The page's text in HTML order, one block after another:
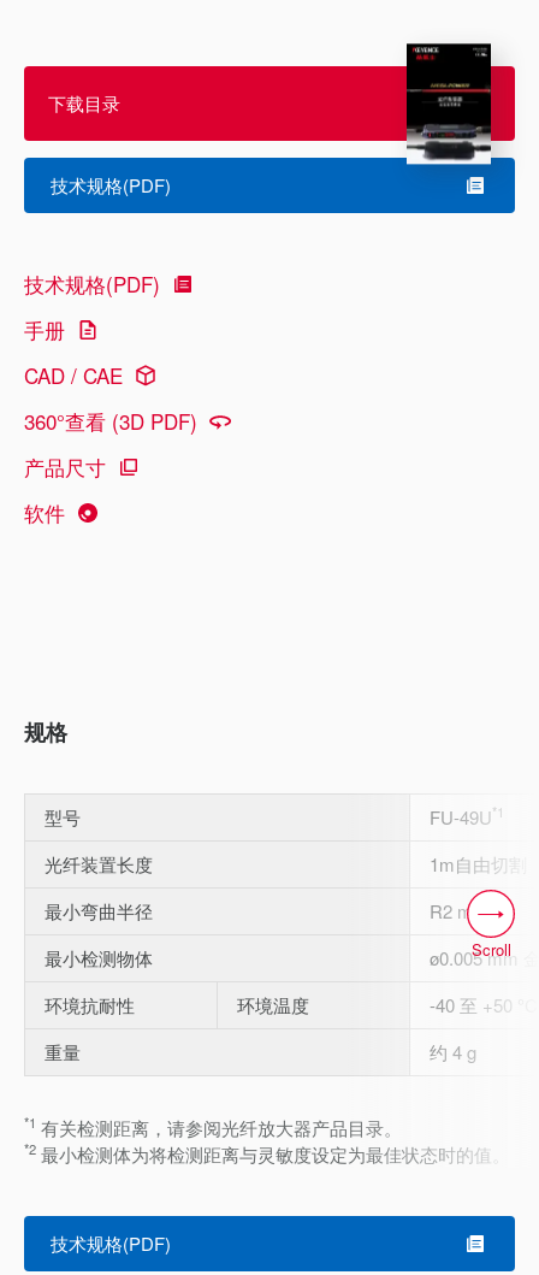
下载目录
技术规格(PDF)
技术规格(PDF)
手册
CAD / CAE
360°查看 (3D PDF)
产品尺寸
软件
规格
型号 FU-49U*1
光纤装置长度
1m自由切割
最小弯曲半径
R2 mm
最小检测物体
ø0.005 mm
环境抗耐性
环境温度
-40 至 +50
重量
约 4 g
*1 有关检测距离，请参阅光纤放大器产品目录。
*2 最小检测体为将检测距离与灵敏度设定为最佳状态时的值。
Scroll
技术规格(PDF)